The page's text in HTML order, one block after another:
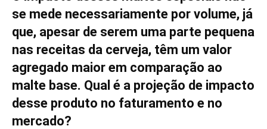
se mede necessariamente por volume, já
que, apesar de serem uma parte pequena
nas receitas da cerveja, têm um valor
agregado maior em comparação ao
malte base. Qual é a projeção de impacto
desse produto no faturamento e no
mercado?